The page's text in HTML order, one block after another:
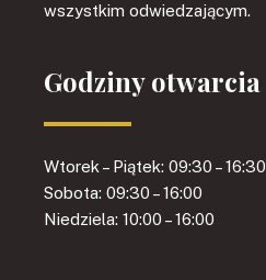
wszystkim odwiedzającym.
Godziny otwarcia
Wtorek – Piątek: 09:30 – 16:30
Sobota: 09:30 – 16:00
Niedziela: 10:00 – 16:00